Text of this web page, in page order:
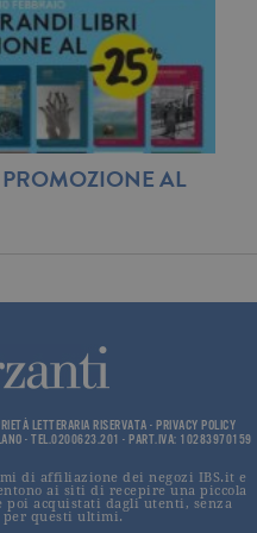
AL
LETTERARIA RISERVATA - PRIVACY POLICY
- TEL.0200623.201 - PART.IVA: 10283970159
di affiliazione dei negozi IBS.it e
ai siti di recepire una piccola
acquistati dagli utenti, senza
questi ultimi.
.garzanti.it 1 giorno
Analytics.
Memorizza
aggiorna
valore
per ogni
visitata e
frequenza
richieste,
raccolta di
su siti ad
traffico.